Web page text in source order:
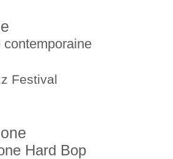
contemporaine
Festival
Hard Bop